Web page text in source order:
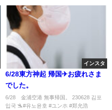
インスタ
6/28東方神起 帰国✈お疲れさま
でした。
6/28 金浦空港 無事帰国。 230628 김포
입국 🛬️#유노윤호 #ユンホ #郑允浩